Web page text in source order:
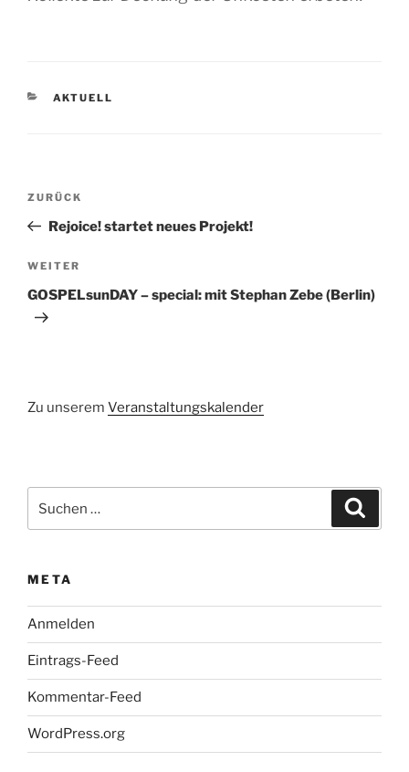
KATEGORIEN
AKTUELL
Beitragsnavigation
Vorheriger
Beitrag
ZURÜCK
Rejoice! startet neues Projekt!
Nächster
Beitrag
WEITER
GOSPELsunDAY – special: mit Stephan Zebe (Berlin)
Zu unserem Veranstaltungskalender
nach:
META
Anmelden
Eintrags-Feed
Kommentar-Feed
WordPress.org